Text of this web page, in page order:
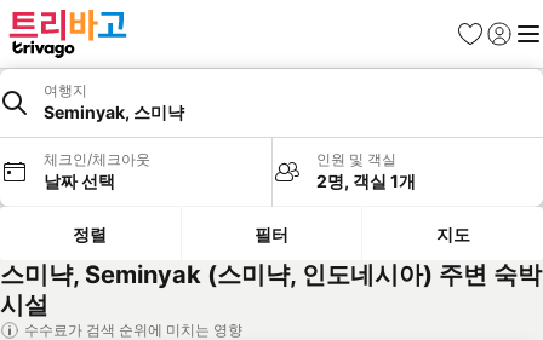
즐겨찾기
로그인
메
여행지
Seminyak, 스미냑
체크인/체크아웃
날짜 선택
인원 및 객실
2명, 객실 1개
정렬 필터 지도
스미냑, Seminyak (스미냑, 인도네시아) 주변 숙박
시설
수수료가 검색 순위에 미치는 영향